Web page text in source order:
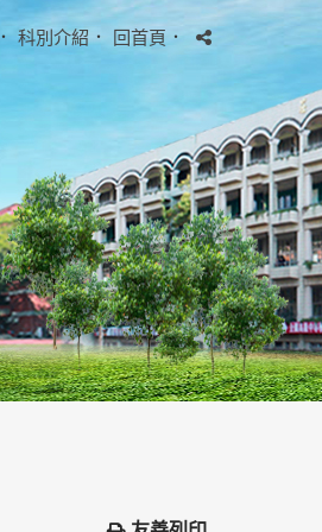
． 科別介紹． 回首頁．